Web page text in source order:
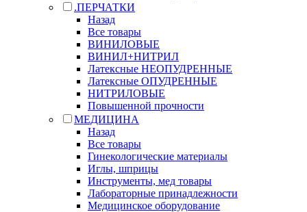
.ПЕРЧАТКИ
Назад
Все товары
ВИНИЛОВЫЕ
ВИНИЛ+НИТРИЛ
Латексные НЕОПУДРЕННЫЕ
Латексные ОПУДРЕННЫЕ
НИТРИЛОВЫЕ
Повышенной прочности
МЕДИЦИНА
Назад
Все товары
Гинекологические материалы
Иглы, шприцы
Инструменты, мед товары
Лабораторные принадлежности
Медицинское оборудование